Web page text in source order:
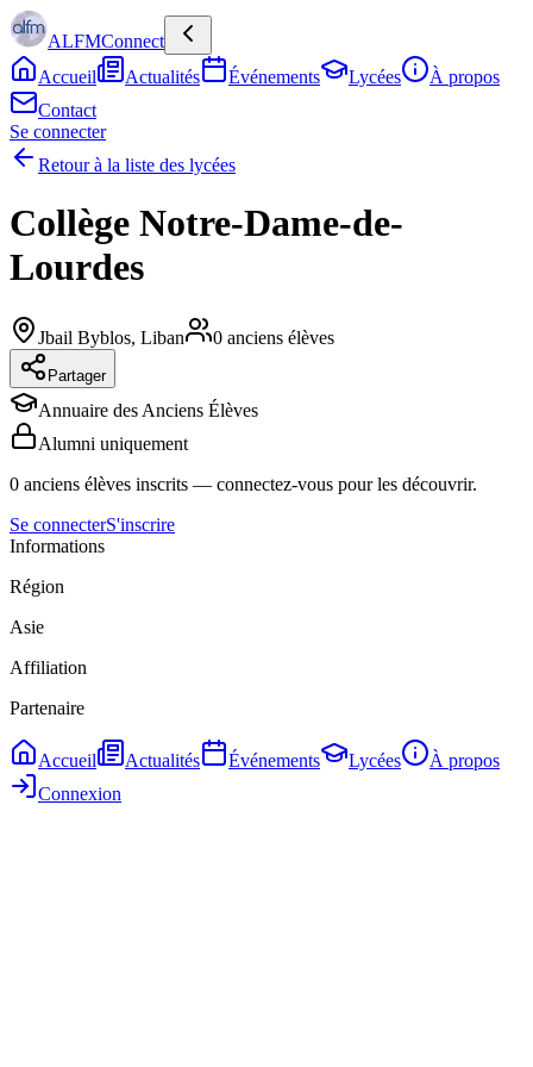
ALFMConnect
Accueil
Actualités Événements Lycées
À propos
Contact
Se connecter
Retour à la liste des lycées
Collège Notre-Dame-de-
Lourdes
Jbail Byblos, Liban 0 anciens élèves
Partager
Annuaire des Anciens Élèves
Alumni uniquement
0 anciens élèves inscrits — connectez-vous pour les découvrir.
Se connecterS'inscrire
Informations
Région
Asie
Affiliation
Partenaire
Accueil Actualités Événements Lycées
À propos
Connexion